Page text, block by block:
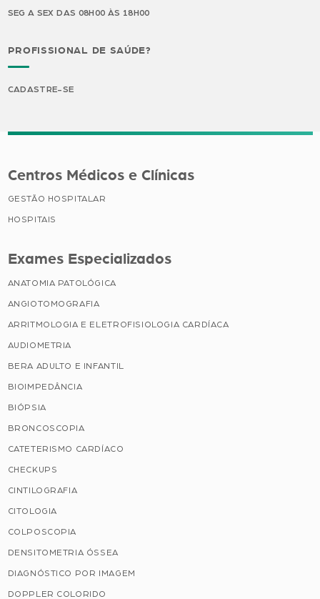
SEG A SEX DAS 08H00 ÀS 18H00
PROFISSIONAL DE SAÚDE?
CADASTRE-SE
Centros Médicos e Clínicas
GESTÃO HOSPITALAR
HOSPITAIS
Exames Especializados
ANATOMIA PATOLÓGICA
ANGIOTOMOGRAFIA
ARRITMOLOGIA E ELETROFISIOLOGIA CARDÍACA
AUDIOMETRIA
BERA ADULTO E INFANTIL
BIOIMPEDÂNCIA
BIÓPSIA
BRONCOSCOPIA
CATETERISMO CARDÍACO
CHECKUPS
CINTILOGRAFIA
CITOLOGIA
COLPOSCOPIA
DENSITOMETRIA ÓSSEA
DIAGNÓSTICO POR IMAGEM
DOPPLER COLORIDO